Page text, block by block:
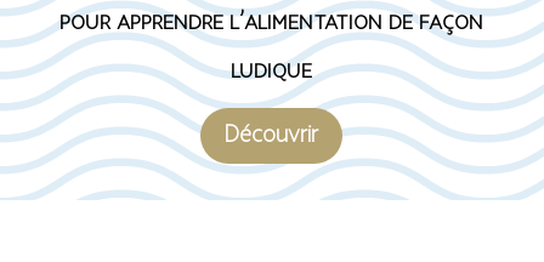
pour apprendre l’alimentation de façon
ludique
Découvrir